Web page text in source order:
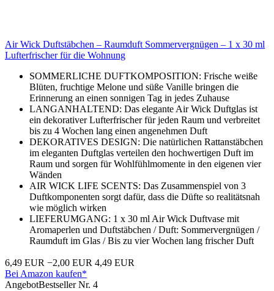
Air Wick Duftstäbchen – Raumduft Sommervergnügen – 1 x 30 ml
Lufterfrischer für die Wohnung
SOMMERLICHE DUFTKOMPOSITION: Frische weiße
Blüten, fruchtige Melone und süße Vanille bringen die
Erinnerung an einen sonnigen Tag in jedes Zuhause
LANGANHALTEND: Das elegante Air Wick Duftglas ist
ein dekorativer Lufterfrischer für jeden Raum und verbreitet
bis zu 4 Wochen lang einen angenehmen Duft
DEKORATIVES DESIGN: Die natürlichen Rattanstäbchen
im eleganten Duftglas verteilen den hochwertigen Duft im
Raum und sorgen für Wohlfühlmomente in den eigenen vier
Wänden
AIR WICK LIFE SCENTS: Das Zusammenspiel von 3
Duftkomponenten sorgt dafür, dass die Düfte so realitätsnah
wie möglich wirken
LIEFERUMGANG: 1 x 30 ml Air Wick Duftvase mit
Aromaperlen und Duftstäbchen / Duft: Sommervergnügen /
Raumduft im Glas / Bis zu vier Wochen lang frischer Duft
6,49 EUR −2,00 EUR 4,49 EUR
Bei Amazon kaufen*
AngebotBestseller Nr. 4